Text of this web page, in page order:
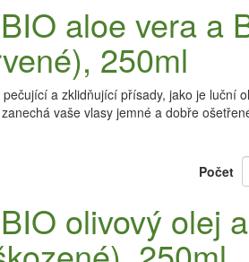
aloe vera a
250ml
a zklidňující přísady, jako je luční
vaše vlasy jemné a dobře
Počet
olivový olej